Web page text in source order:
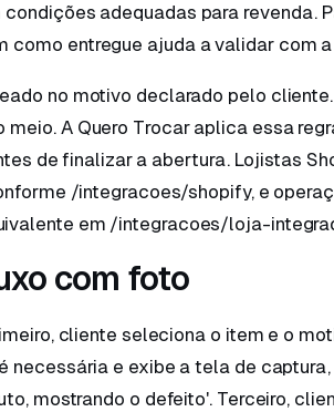
adequadas para revenda.
como entregue ajuda a validar com
no motivo declarado pelo
A Quero Trocar aplica essa
de finalizar a abertura. Lojistas
/integracoes/shopify, e
em /integracoes/loja-
com foto
cliente seleciona o item e o
necessária e exibe a tela de
mostrando o defeito'. Terceiro,